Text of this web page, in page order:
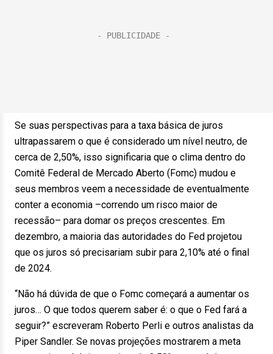
Se suas perspectivas para a taxa básica de juros
ultrapassarem o que é considerado um nível neutro, de
cerca de 2,50%, isso significaria que o clima dentro do
Comitê Federal de Mercado Aberto (Fomc) mudou e
seus membros veem a necessidade de eventualmente
conter a economia –correndo um risco maior de
recessão– para domar os preços crescentes. Em
dezembro, a maioria das autoridades do Fed projetou
que os juros só precisariam subir para 2,10% até o final
de 2024.
“Não há dúvida de que o Fomc começará a aumentar os
juros… O que todos querem saber é: o que o Fed fará a
seguir?” escreveram Roberto Perli e outros analistas da
Piper Sandler. Se novas projeções mostrarem a meta